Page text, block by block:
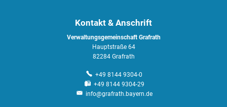
Kontakt & Anschrift
Verwaltungsgemeinschaft Grafrath
Hauptstraße 64
82284 Grafrath
+49 8144 9304-0
+49 8144 9304-29
info@grafrath.bayern.de